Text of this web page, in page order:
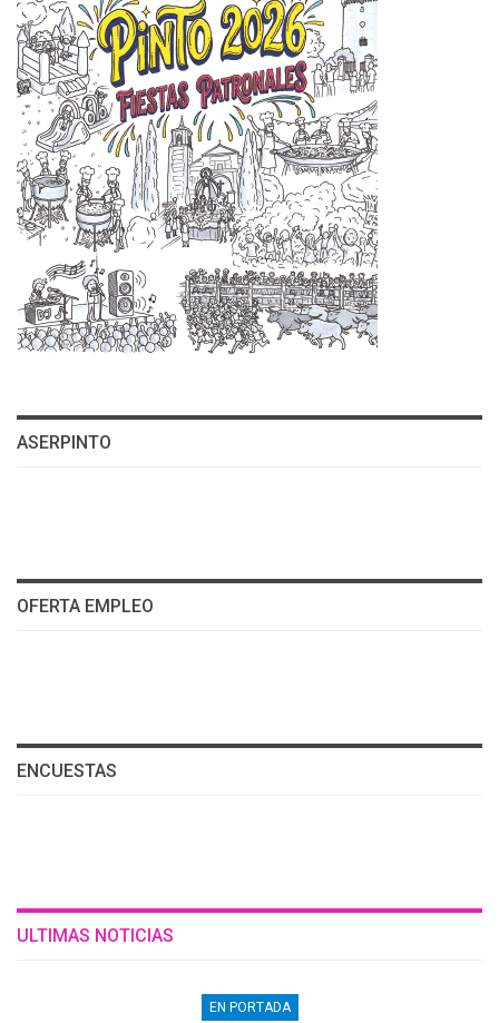
ASERPINTO
OFERTA EMPLEO
ENCUESTAS
ULTIMAS NOTICIAS
EN PORTADA